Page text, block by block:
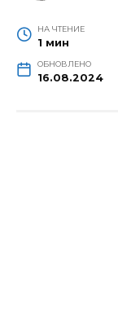
НА ЧТЕНИЕ
1 мин
ОБНОВЛЕНО
16.08.2024